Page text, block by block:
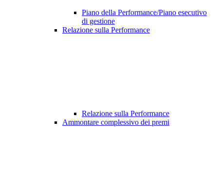
Piano della Performance/Piano esecutivo
di gestione
Relazione sulla Performance
Relazione sulla Performance
Ammontare complessivo dei premi